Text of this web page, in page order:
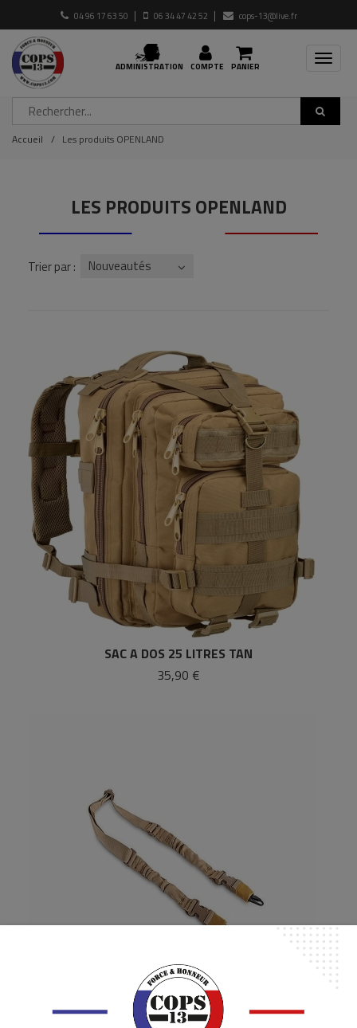
04 96 17 63 50 06 34 47 42 52 cops-13@live.fr
PANIER
COMPTE
ADMINISTRATION
Toggle
Accueil Les produits OPENLAND
LES PRODUITS OPENLAND
Trier par : Nouveautés
SAC A DOS 25 LITRES TAN
35,90 €
SANGLE 2 POINTS TAN